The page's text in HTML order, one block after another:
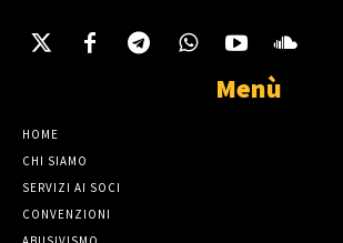
Menù
HOME
CHI SIAMO
SERVIZI AI SOCI
CONVENZIONI